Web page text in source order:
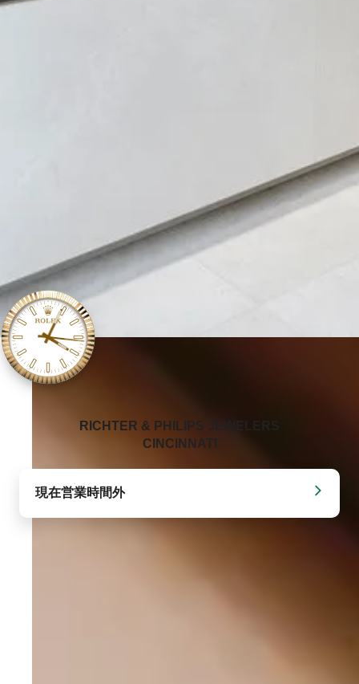
‭RICHTER & PHILIPS JEWELERS
CINCINNATI‬
現在営業時間外